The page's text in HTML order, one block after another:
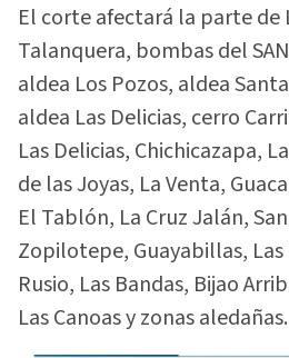
El corte afectará la parte de
Talanquera, bombas del
aldea Los Pozos, aldea
aldea Las Delicias, cerro
Las Delicias, Chichicazapa,
de las Joyas, La Venta,
El Tablón, La Cruz Jalán,
Zopilotepe, Guayabillas,
Rusio, Las Bandas, Bijao
Las Canoas y zonas aledañas.